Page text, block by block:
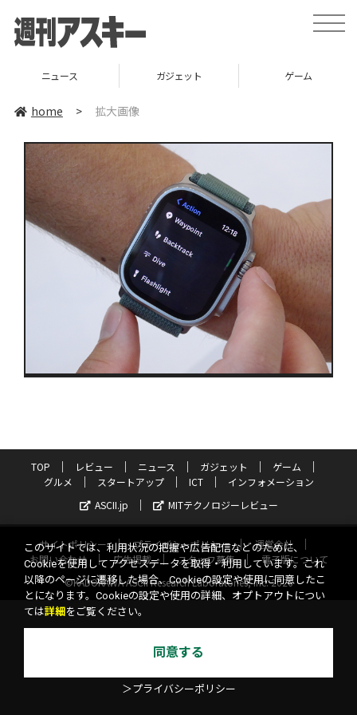
toggle
ニュース ガジェット ゲーム
home > 拡大画像
TOP レビュー ニュース ガジェット
ゲーム
グルメ
スタートアップ ICT
インフォメーション
ASCII.jp
MITテクノロジーレビュー
サイトポリシー プライバシーポリシー
運営会社
お問い合わせ
広告掲載 スタッフ募集
電子版について
©KADOKAWA ASCII Research Laboratories, Inc. 2026
このサイトでは、利用状況の把握や広告配信などのために、
Cookieを使用してアクセスデータを取得・利用しています。これ
以降のページに遷移した場合、Cookieの設定や使用に同意したこ
とになります。Cookieの設定や使用の詳細、オプトアウトについ
ては詳細 をご覧ください。
同意する
＞プライバシーポリシー